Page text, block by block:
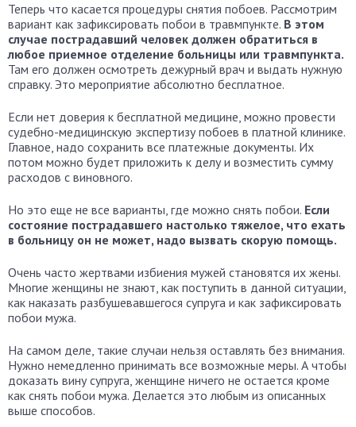
Теперь что касается процедуры снятия побоев. Рассмотрим
вариант как зафиксировать побои в травмпункте. В этом
случае пострадавший человек должен обратиться в
любое приемное отделение больницы или травмпункта.
Там его должен осмотреть дежурный врач и выдать нужную
справку. Это мероприятие абсолютно бесплатное.
Если нет доверия к бесплатной медицине, можно провести
судебно-медицинскую экспертизу побоев в платной клинике.
Главное, надо сохранить все платежные документы. Их
потом можно будет приложить к делу и возместить сумму
расходов с виновного.
Но это еще не все варианты, где можно снять побои. Если
состояние пострадавшего настолько тяжелое, что ехать
в больницу он не может, надо вызвать скорую помощь.
Очень часто жертвами избиения мужей становятся их жены.
Многие женщины не знают, как поступить в данной ситуации,
как наказать разбушевавшегося супруга и как зафиксировать
побои мужа.
На самом деле, такие случаи нельзя оставлять без внимания.
Нужно немедленно принимать все возможные меры. А чтобы
доказать вину супруга, женщине ничего не остается кроме
как снять побои мужа. Делается это любым из описанных
выше способов.